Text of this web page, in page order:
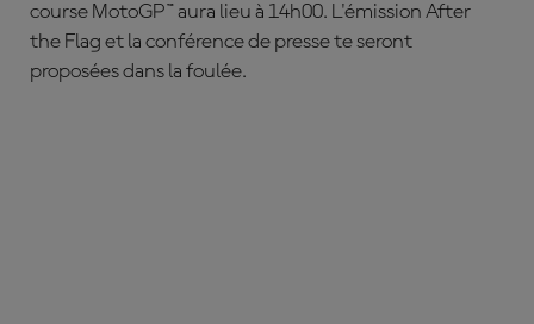
course MotoGP™ aura lieu à 14h00. L'émission After
the Flag et la conférence de presse te seront
proposées dans la foulée.